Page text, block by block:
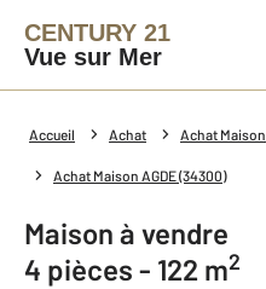
CENTURY 21
Vue sur Mer
Accueil Achat Achat Maison
Achat Maison AGDE (34300)
Maison à vendre
4 pièces - 122 m2